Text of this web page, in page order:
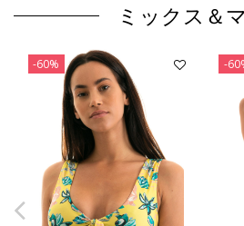
ミックス＆
-60% -